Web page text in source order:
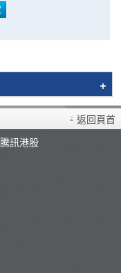
返回頁首
騰訊港股